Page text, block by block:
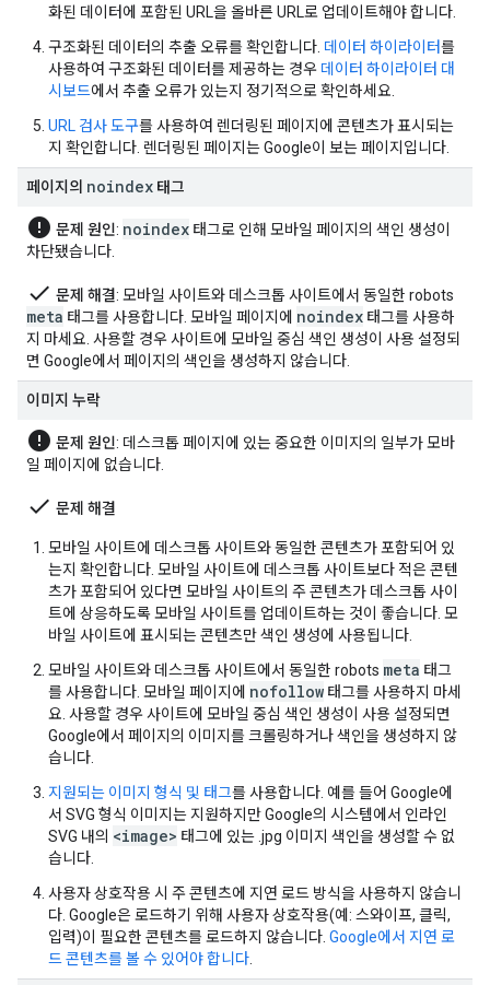
화된 데이터에 포함된 URL을 올바른 URL로 업데이트해야 합니다.
구조화된 데이터의 추출 오류를 확인합니다. 데이터 하이라이터를
사용하여 구조화된 데이터를 제공하는 경우 데이터 하이라이터 대
시보드에서 추출 오류가 있는지 정기적으로 확인하세요.
URL 검사 도구를 사용하여 렌더링된 페이지에 콘텐츠가 표시되는
지 확인합니다. 렌더링된 페이지는 Google이 보는 페이지입니다.
페이지의 noindex 태그
error 문제 원인: noindex 태그로 인해 모바일 페이지의 색인 생성이
차단됐습니다.
done 문제 해결: 모바일 사이트와 데스크톱 사이트에서 동일한 robots
meta 태그를 사용합니다. 모바일 페이지에 noindex 태그를 사용하
지 마세요. 사용할 경우 사이트에 모바일 중심 색인 생성이 사용 설정되
면 Google에서 페이지의 색인을 생성하지 않습니다.
이미지 누락
error 문제 원인: 데스크톱 페이지에 있는 중요한 이미지의 일부가 모바
일 페이지에 없습니다.
done 문제 해결
모바일 사이트에 데스크톱 사이트와 동일한 콘텐츠가 포함되어 있
는지 확인합니다. 모바일 사이트에 데스크톱 사이트보다 적은 콘텐
츠가 포함되어 있다면 모바일 사이트의 주 콘텐츠가 데스크톱 사이
트에 상응하도록 모바일 사이트를 업데이트하는 것이 좋습니다. 모
바일 사이트에 표시되는 콘텐츠만 색인 생성에 사용됩니다.
모바일 사이트와 데스크톱 사이트에서 동일한 robots meta 태그
를 사용합니다. 모바일 페이지에 nofollow 태그를 사용하지 마세
요. 사용할 경우 사이트에 모바일 중심 색인 생성이 사용 설정되면
Google에서 페이지의 이미지를 크롤링하거나 색인을 생성하지 않
습니다.
지원되는 이미지 형식 및 태그를 사용합니다. 예를 들어 Google에
서 SVG 형식 이미지는 지원하지만 Google의 시스템에서 인라인
SVG 내의 <image> 태그에 있는 .jpg 이미지 색인을 생성할 수 없
습니다.
사용자 상호작용 시 주 콘텐츠에 지연 로드 방식을 사용하지 않습니
다. Google은 로드하기 위해 사용자 상호작용(예: 스와이프, 클릭,
입력)이 필요한 콘텐츠를 로드하지 않습니다. Google에서 지연 로
드 콘텐츠를 볼 수 있어야 합니다